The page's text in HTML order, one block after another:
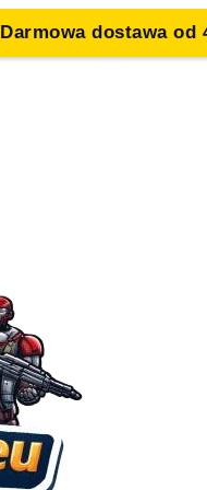
Darmowa dostawa od